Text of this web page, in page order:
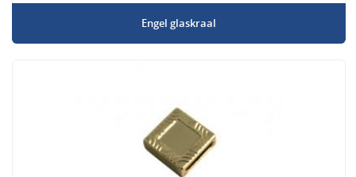
Engel glaskraal